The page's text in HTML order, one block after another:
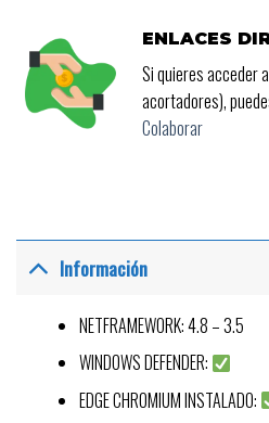
ENLACES
Si quieres acceder
acortadores),
Colaborar
Información
NETFRAMEWORK: 4.8 – 3.5
WINDOWS DEFENDER:
EDGE CHROMIUM INSTALADO: